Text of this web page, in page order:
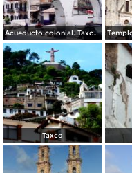
Acueducto colonial. Taxco de Alarcón, Guerrero
Taxco